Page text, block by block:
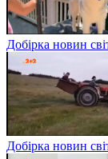
Добірка новин
Добірка новин